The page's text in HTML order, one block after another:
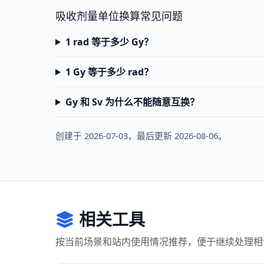
吸收剂量单位换算常见问题
1 rad 等于多少 Gy？
1 Gy 等于多少 rad？
Gy 和 Sv 为什么不能随意互换？
创建于 2026-07-03，最后更新 2026-08-06。
相关工具
按当前场景和站内使用情况推荐，便于继续处理